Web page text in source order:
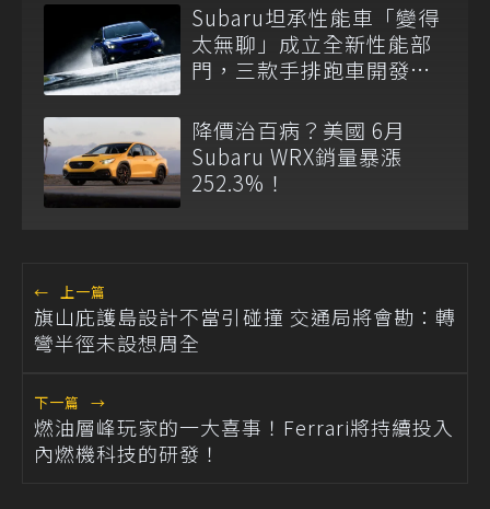
Subaru坦承性能車「變得
太無聊」成立全新性能部
門，三款手排跑車開發
降價治百病？美國 6月
Subaru WRX銷量暴漲
252.3%！
← 上一篇
旗山庇護島設計不當引碰撞 交通局將會勘：轉
彎半徑未設想周全
下一篇 →
燃油層峰玩家的一大喜事！Ferrari將持續投入
內燃機科技的研發！